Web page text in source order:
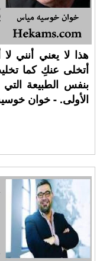
هذا لا يعني أنني
أتخلى عنكِ كما
بنفس الطبيعة التي
الأولى. - خوان